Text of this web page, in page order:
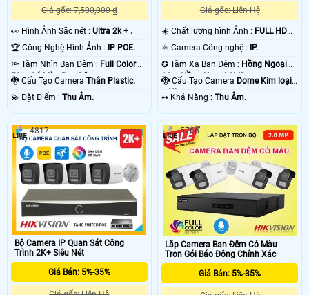
Giá gốc: 7,500,000 ₫
️👀 Hình Ảnh Sắc nét : Ultra 2k + .
🏆 Công Nghệ Hình Ảnh :
IP POE.
🔦 Tầm Nhìn Ban Đêm : Full Color
50m Có Màu Ban Ðêm.
🐉️ Cấu Tạo Camera Thân Plastic.
️💫 Đặt Điểm : Thu Âm.
Giá gốc: Liên Hệ
☀️ Chất lượng hình Ảnh : FULL HD
1080P .
⚛️ Camera Công nghệ :
IP.
✪ Tầm Xa Ban Đêm : Hồng Ngoại
10m Hồng Ngoại SMD.
🐉️ Cấu Tạo Camera Dome Kim loại
+ Nhựa.
️↭ Khả Năng :Thu Âm.
Bộ Camera IP Quan Sát Công
Trình 2K+ Siêu Nét
Giá Bán: 5%-35%
4817
Lắp Camera Ban Đêm Có Màu
Trọn Gói Báo Động Chính Xác
Giá Bán: 5%-35%
5766